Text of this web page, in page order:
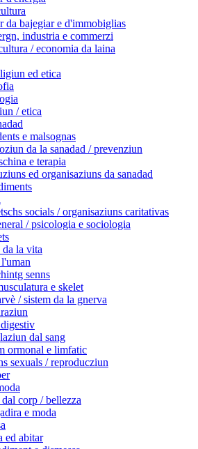
da bajegiar e d'immobiglias
industria e commerzi
/ economia da laina
ed etica
/ etica
e malsognas
da la sanadad / prevenziun
e terapia
ed organisaziuns da sanadad
socials / organisaziuns caritativas
/ psicologia e sociologia
da la vita
senns
e skelet
/ sistem da la gnerva
dal sang
ormonal e limfatic
sexuals / reproducziun
corp / bellezza
e moda
ed abitar